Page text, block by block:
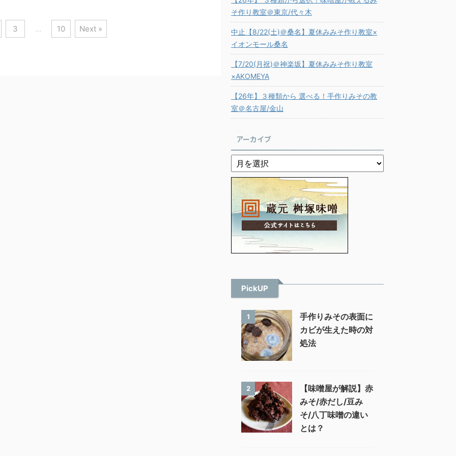
3 … 10 Next »
そ作り教室＠東京/代々木
中止【8/22(土)＠桑名】夏休みみそ作り教室×
イオンモール桑名
【7/20(月祝)＠神楽坂】夏休みみそ作り教室
×AKOMEYA
【26年】３種類から 選べる！手作りみその教
室＠名古屋/金山
アーカイブ
PickUP
1
手作りみその表面に
カビが生えた時の対
処法
2
【味噌屋が解説】赤
みそ/赤だし/豆み
そ/八丁味噌の違い
とは？